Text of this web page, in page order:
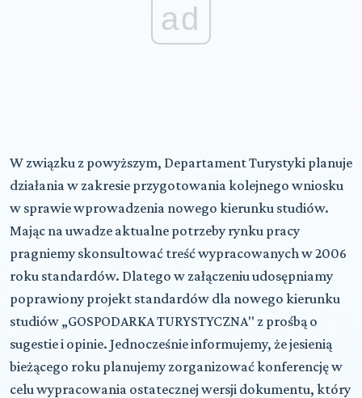
ad
W związku z powyższym, Departament Turystyki planuje
działania w zakresie przygotowania kolejnego wniosku
w sprawie wprowadzenia nowego kierunku studiów.
Mając na uwadze aktualne potrzeby rynku pracy
pragniemy skonsultować treść wypracowanych w 2006
roku standardów. Dlatego w załączeniu udosępniamy
poprawiony projekt standardów dla nowego kierunku
studiów „GOSPODARKA TURYSTYCZNA" z prośbą o
sugestie i opinie. Jednocześnie informujemy, że jesienią
bieżącego roku planujemy zorganizować konferencję w
celu wypracowania ostatecznej wersji dokumentu, który